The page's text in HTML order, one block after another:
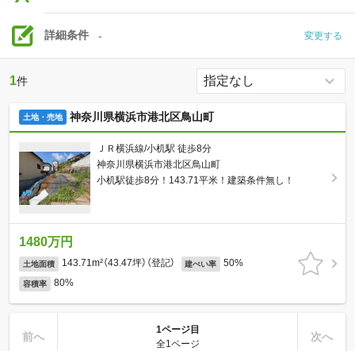
詳細条件 - 変更する
1件
土地・売地 神奈川県横浜市港北区鳥山町
ＪＲ横浜線/小机駅 徒歩8分
神奈川県横浜市港北区鳥山町
小机駅徒歩8分！143.71平米！建築条件無し！
1480万円
土地面積 143.71m²（43.47坪）（登記） 建ぺい率 50%
容積率 80%
前へ
1ページ目
全1ページ
次へ